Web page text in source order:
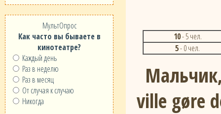
МультОпрос
Как часто вы бываете в
кинотеатре?
Каждый день
Раз в неделю
Раз в месяц
От случая к случаю
Никогда
10- 5 чел.
5- 0 чел.
ville gøre